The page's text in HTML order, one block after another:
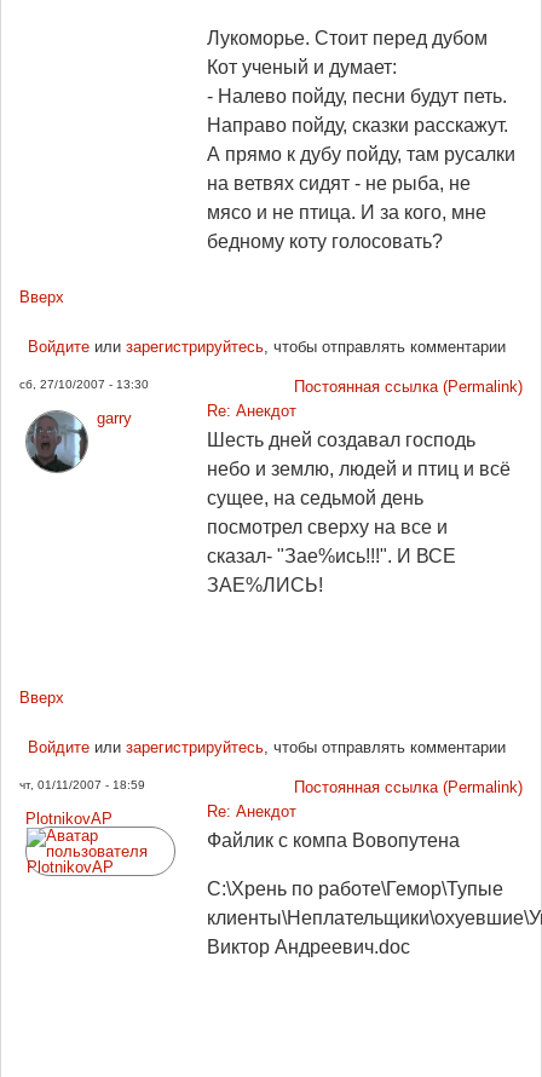
Лукоморье. Стоит перед дубом
Кот ученый и думает:
- Налево пойду, песни будут петь.
Направо пойду, сказки расскажут.
А прямо к дубу пойду, там русалки
на ветвях сидят - не рыба, не
мясо и не птица. И за кого, мне
бедному коту голосовать?
Вверх
Войдитеили зарегистрируйтесь, чтобы отправлять комментарии
сб, 27/10/2007 - 13:30
Постоянная ссылка (Permalink)
garry
Re: Анекдот
Шесть дней создавал господь
небо и землю, людей и птиц и всё
сущее, на седьмой день
посмотрел сверху на все и
сказал- "Зае%ись!!!". И ВСЕ
ЗАЕ%ЛИСЬ!
Вверх
Войдитеили зарегистрируйтесь, чтобы отправлять комментарии
чт, 01/11/2007 - 18:59
Постоянная ссылка (Permalink)
PlotnikovAP
Re: Анекдот
Файлик с компа Вовопутена
С:\Хрень по работе\Гемор\Тупые
Виктор Андреевич.doc